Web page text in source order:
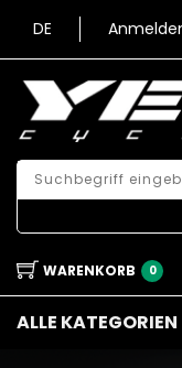
DE
WARENKORB 0
ALLE KATEGORIEN